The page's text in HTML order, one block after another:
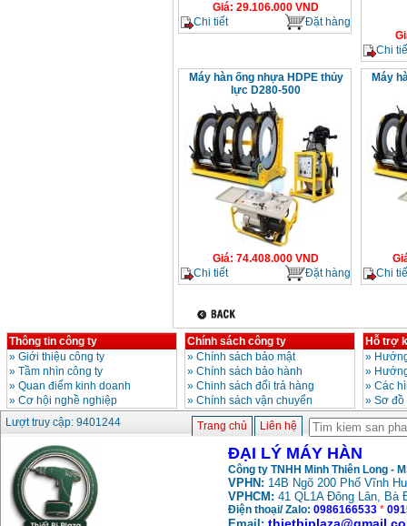
Giá: 29.106.000 VND
Chi tiết
Đặt hàng
Chi
Máy hàn ống nhựa HDPE thủy
lực D280-500
Giá: 74.408.000 VND
Chi tiết
Đặt hàng
Máy
Chi
Thông tin công ty
» Giới thiệu công ty
» Tầm nhìn công ty
» Quan điểm kinh doanh
» Cơ hội nghề nghiệp
Chính sách công ty
» Chính sách bảo mật
» Chính sách bảo hành
» Chinh sách đổi trả hàng
» Chính sách vận chuyển
Hỗ trợ
»
»
» Các
» Sơ
Lượt truy cập: 9401244
Trang chủ Liên hệ
ĐẠI LÝ MÁY HÀN
Công ty TNHH Minh Thiên Long -
VPHN: 14B Ngõ 200 Phố Vĩnh
VPHCM: 41 QL1A Đông Lân, Bà
Điện thoại/ Zalo: 0986166533 *